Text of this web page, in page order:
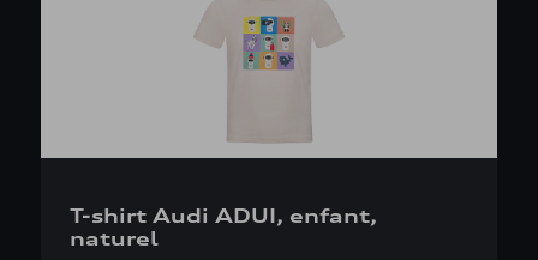
T-shirt Audi ADUI, enfant,
naturel